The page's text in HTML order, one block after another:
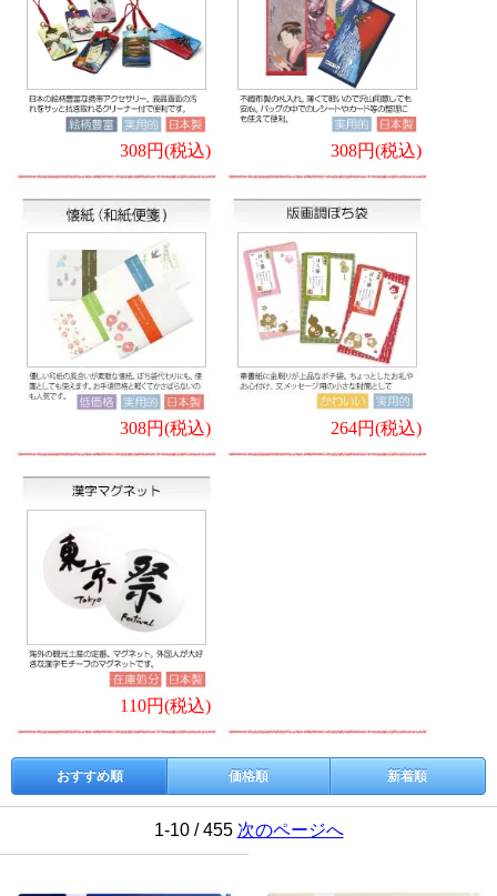
308円(税込) 308円(税込)
308円(税込) 264円(税込)
110円(税込)
おすすめ順 価格順 新着順
1-10 / 455 次のページへ